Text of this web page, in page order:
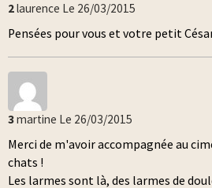
2laurence Le 26/03/2015
Pensées pour vous et votre petit
3martine Le 26/03/2015
Merci de m'avoir accompagnée au
chats !
Les larmes sont là, des larmes de